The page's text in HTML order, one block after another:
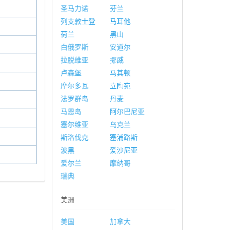
圣马力诺
芬兰
列支敦士登
马耳他
荷兰
黑山
白俄罗斯
安道尔
拉脱维亚
挪威
卢森堡
马其顿
摩尔多瓦
立陶宛
法罗群岛
丹麦
马恩岛
阿尔巴尼亚
塞尔维亚
乌克兰
斯洛伐克
塞浦路斯
波黑
爱沙尼亚
爱尔兰
摩纳哥
瑞典
美洲
美国
加拿大